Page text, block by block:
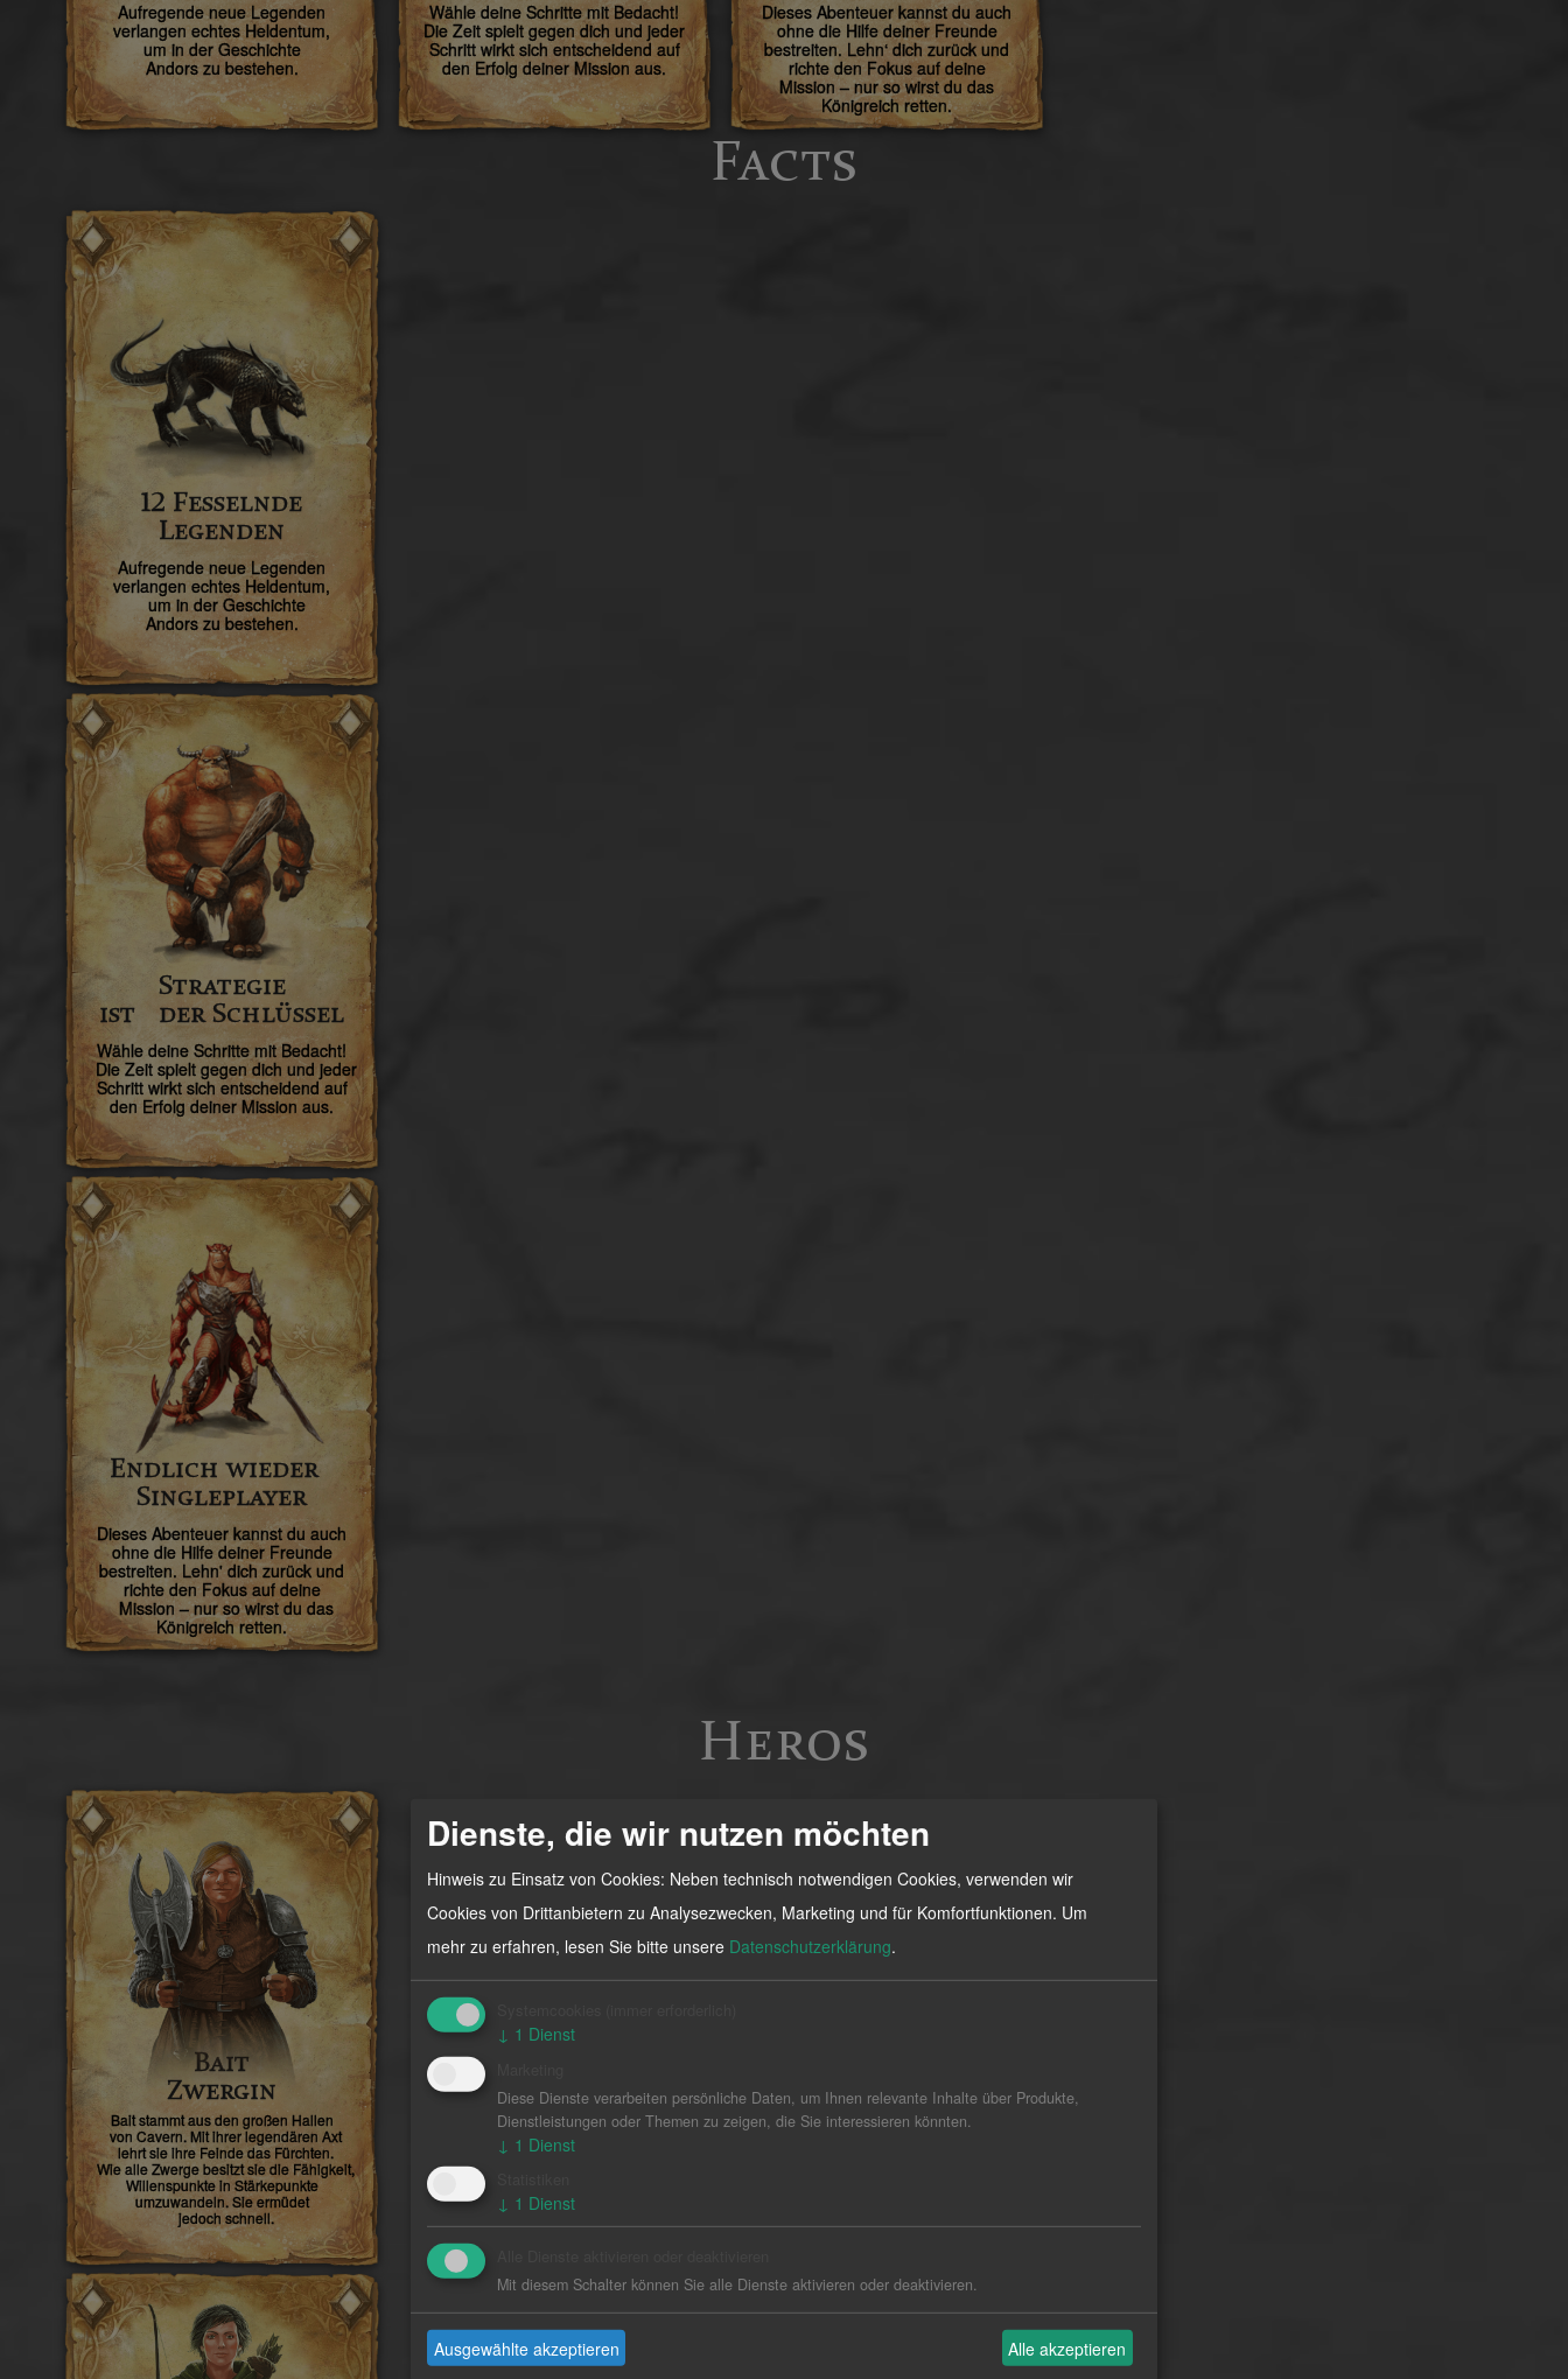
Aufregende neue Legenden
verlangen echtes Heldentum,
um in der Geschichte
Andors zu bestehen.
Wähle deine Schritte mit Bedacht!
Die Zeit spielt gegen dich und jeder
Schritt wirkt sich entscheidend auf
den Erfolg deiner Mission aus.
Dieses Abenteuer kannst du auch
ohne die Hilfe deiner Freunde
bestreiten. Lehn‘ dich zurück und
richte den Fokus auf deine
Mission – nur so wirst du das
Königreich retten.
Facts
12 Fesselnde
Legenden
Aufregende neue Legenden
verlangen echtes Heldentum,
um in der Geschichte
Andors zu bestehen.
Strategie
ist der Schlüssel
Wähle deine Schritte mit Bedacht!
Die Zeit spielt gegen dich und jeder
Schritt wirkt sich entscheidend auf
den Erfolg deiner Mission aus.
Endlich wieder
Singleplayer
Dieses Abenteuer kannst du auch
ohne die Hilfe deiner Freunde
bestreiten. Lehn' dich zurück und
richte den Fokus auf deine
Mission – nur so wirst du das
Königreich retten.
Heros
Bait
Zwergin
Bait stammt aus den großen Hallen
von Cavern. Mit ihrer legendären Axt
lehrt sie ihre Feinde das Fürchten.
Wie alle Zwerge besitzt sie die Fähigkeit,
Willenspunkte in Stärkepunkte
umzuwandeln. Sie ermüdet
jedoch schnell.
Dienste, die wir nutzen möchten
Hinweis zu Einsatz von Cookies: Neben technisch notwendigen Cookies, verwenden wir
Cookies von Drittanbietern zu Analysezwecken, Marketing und für Komfortfunktionen. Um
mehr zu erfahren, lesen Sie bitte unsere Datenschutzerklärung.
↓ 1 Dienst
Diese Dienste verarbeiten persönliche Daten, um Ihnen relevante Inhalte über Produkte,
Dienstleistungen oder Themen zu zeigen, die Sie interessieren könnten.
↓ 1 Dienst
↓ 1 Dienst
Mit diesem Schalter können Sie alle Dienste aktivieren oder deaktivieren.
Ausgewählte akzeptieren Alle akzeptieren